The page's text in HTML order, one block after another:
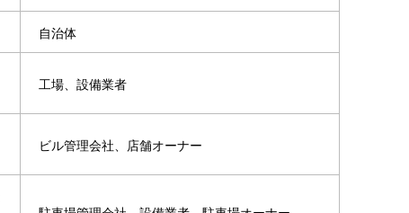
自治体
工場、設備業者
ビル管理会社、店舗オーナー